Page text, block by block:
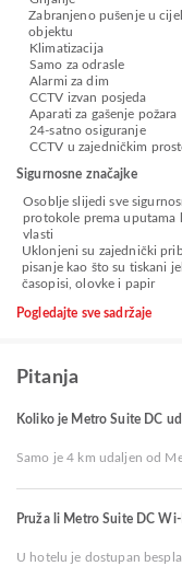
Zabranjeno pušenje u
objektu
Klimatizacija
Samo za odrasle
Alarmi za dim
CCTV izvan posjeda
Aparati za gašenje požara
24-satno osiguranje
CCTV u zajedničkim
Sigurnosne značajke
Osoblje slijedi sve
protokole prema uputama
vlasti
Uklonjeni su zajednički
pisanje kao što su tiskani
časopisi, olovke i papir
Pogledajte sve sadržaje
Pitanja
Koliko je Metro Suite DC
Samo je 4 km udaljen od
Pruža li Metro Suite DC Wi-
U hotelu je dostupan